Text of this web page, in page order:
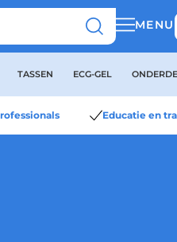
MENU
TASSEN ECG-GEL
Educatie en